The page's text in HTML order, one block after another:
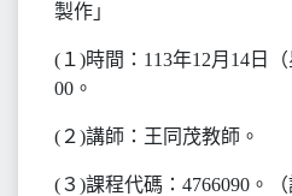
製作」
(１)時間：113年12月14日
00。
(２)講師：王同茂教師。
(３)課程代碼：4766090。